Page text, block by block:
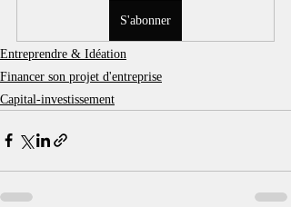
S'abonner
Entreprendre & Idéation
Financer son projet d'entreprise
Capital-investissement